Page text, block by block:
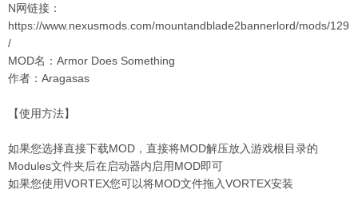
N网链接：
https://www.nexusmods.com/mountandblade2bannerlord/mods/129
/
MOD名：Armor Does Something
作者：Aragasas
【使用方法】
如果您选择直接下载MOD，直接将MOD解压放入游戏根目录的
Modules文件夹后在启动器内启用MOD即可
如果您使用VORTEX您可以将MOD文件拖入VORTEX安装